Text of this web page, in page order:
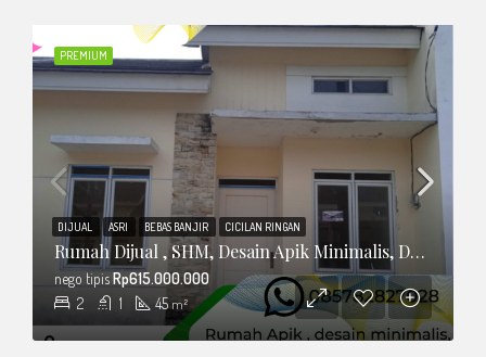
Rumah Dijual , SHM, Desain Apik Minimalis, Dalam Cluster
2 1 45 m²
nego tipisRp615.000.000
DIJUAL ASRI BEBAS BANJIR CICILAN RINGAN
PREMIUM